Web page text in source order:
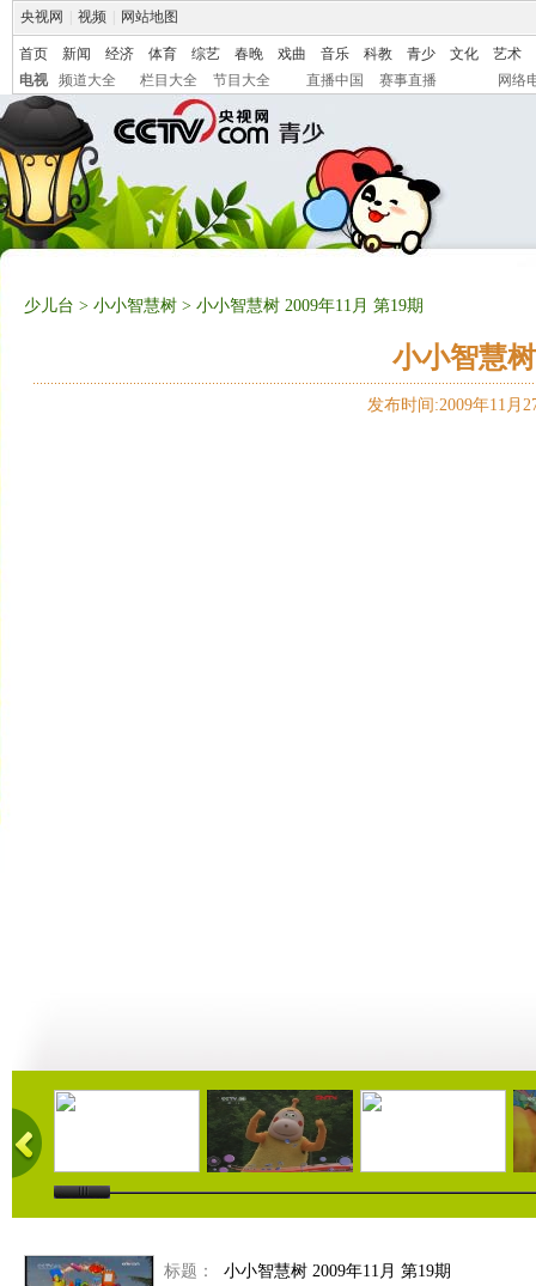
央视网 视频 网站地图
首页 新闻 经济 体育 综艺 春晚 戏曲 音乐 科教 青少 文化
艺术
电视
频道大全 栏目大全 节目大全 直播中国 赛事直播 网络
少儿台 > 小小智慧树 > 小小智慧树 2009年11月 第19期
小小智慧
发布时间:2009年11月
01:02 03:24 01:26
标题：
小小智慧树 2009年11月 第19期